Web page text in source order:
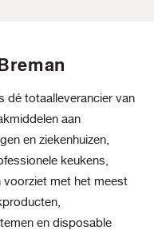
dé totaalleverancier van
aan
en ziekenhuizen,
keukens,
voorziet met het meest
en disposable